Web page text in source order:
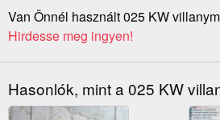
Van Önnél használt 025 KW
Hirdesse meg ingyen!
Hasonlók, mint a 025 KW